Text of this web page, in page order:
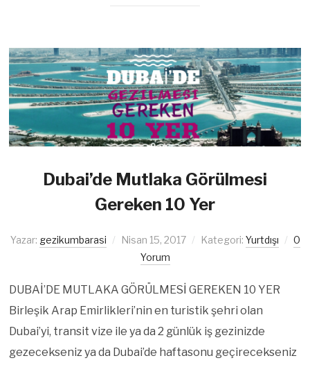
Dubai’de Mutlaka Görülmesi
Gereken 10 Yer
Yazar: gezikumbarasi Nisan 15, 2017 Kategori: Yurtdışı
0
Yorum
DUBAİ’DE MUTLAKA GÖRÜLMESİ GEREKEN 10 YER
Birleşik Arap Emirlikleri’nin en turistik şehri olan
Dubai’yi, transit vize ile ya da 2 günlük iş gezinizde
gezecekseniz ya da Dubai’de haftasonu geçirecekseniz